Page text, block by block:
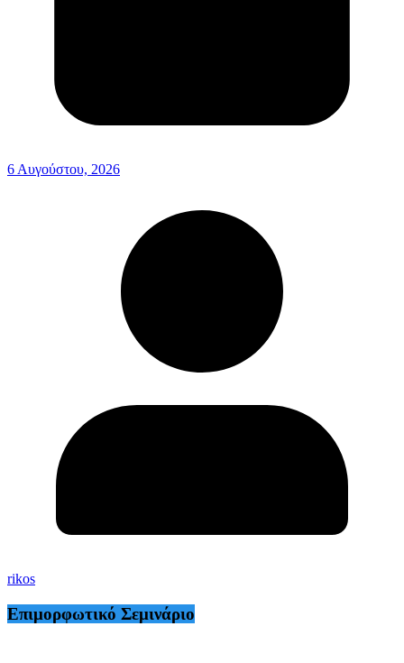
6 Αυγούστου, 2026
rikos
Επιμορφωτικό Σεμινάριο